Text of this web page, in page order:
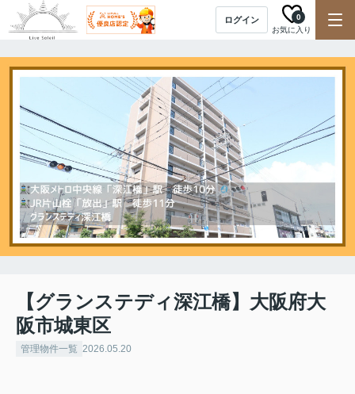
ログイン
お気に入り
0
【グランステディ深江橋】大阪府大
阪市城東区
管理物件一覧 2026.05.20